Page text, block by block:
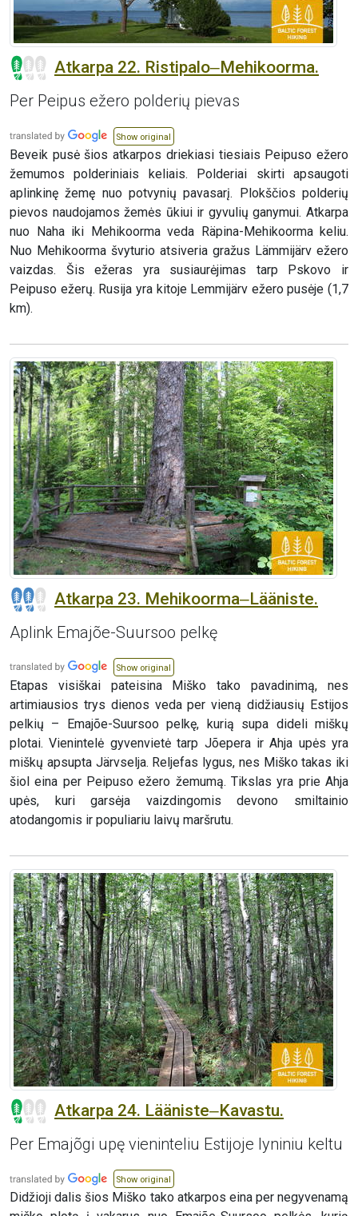
Atkarpa 22. Ristipalo‒Mehikoorma.
Per Peipus ežero polderių pievas
Show original
Beveik pusė šios atkarpos driekiasi tiesiais Peipuso ežero
žemumos polderiniais keliais. Polderiai skirti apsaugoti
aplinkinę žemę nuo potvynių pavasarį. Plokščios polderių
pievos naudojamos žemės ūkiui ir gyvulių ganymui. Atkarpa
nuo Naha iki Mehikoorma veda Räpina-Mehikoorma keliu.
Nuo Mehikoorma švyturio atsiveria gražus Lämmijärv ežero
vaizdas. Šis ežeras yra susiaurėjimas tarp Pskovo ir
Peipuso ežerų. Rusija yra kitoje Lemmijärv ežero pusėje (1,7
km).
Atkarpa 23. Mehikoorma‒Lääniste.
Aplink Emajõe-Suursoo pelkę
Show original
Etapas visiškai pateisina Miško tako pavadinimą, nes
artimiausios trys dienos veda per vieną didžiausių Estijos
pelkių – Emajõe-Suursoo pelkę, kurią supa dideli miškų
plotai. Vienintelė gyvenvietė tarp Jõepera ir Ahja upės yra
miškų apsupta Järvselja. Reljefas lygus, nes Miško takas iki
šiol eina per Peipuso ežero žemumą. Tikslas yra prie Ahja
upės, kuri garsėja vaizdingomis devono smiltainio
atodangomis ir populiariu laivų maršrutu.
Atkarpa 24. Lääniste‒Kavastu.
Per Emajõgi upę vieninteliu Estijoje lyniniu keltu
Show original
Didžioji dalis šios Miško tako atkarpos eina per negyvenamą